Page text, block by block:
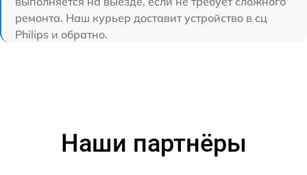
ремонта. Наш курьер доставит устройство в сц
Philips и обратно.
Наши партнёры